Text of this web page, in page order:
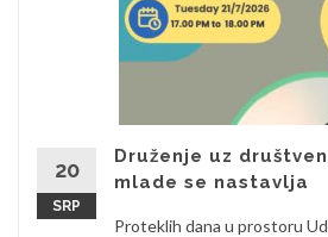
20
SRP
Druženje uz
mlade se nastavlja
Proteklih dana u prostoru